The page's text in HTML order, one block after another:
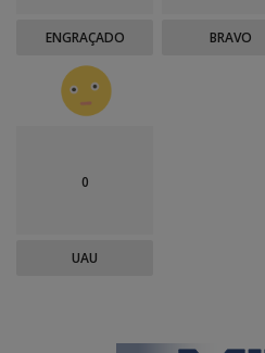
ENGRAÇADO BRAVO
0
UAU